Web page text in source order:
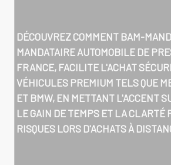
DÉCOUVREZ COMMENT BAM-
MANDATAIRE AUTOMOBILE DE
FRANCE, FACILITE L'ACHAT
VÉHICULES PREMIUM TELS QUE
ET BMW, EN METTANT L'ACCENT
LE GAIN DE TEMPS ET LA CLARTÉ
RISQUES LORS D'ACHATS À